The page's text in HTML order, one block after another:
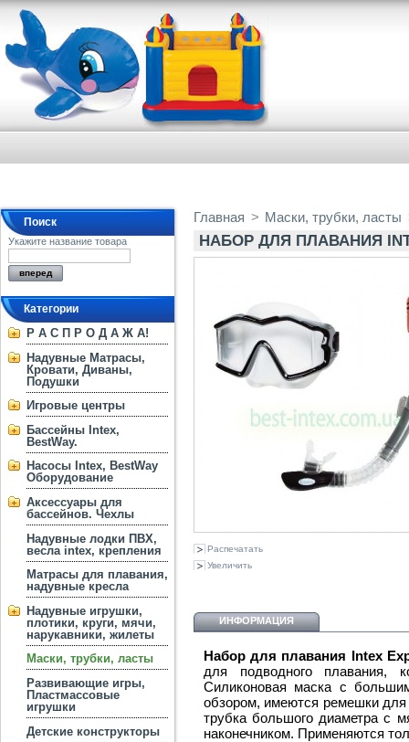
Поиск
Укажите название товара
Категории
Р А С П Р О Д А Ж А!
Надувные Матрасы,
Кровати, Диваны,
Подушки
Игровые центры
Бассейны Intex,
BestWay.
Насосы Intex, BestWay
Оборудование
Аксессуары для
бассейнов. Чехлы
Надувные лодки ПВХ,
весла intex, крепления
Матрасы для плавания,
надувные кресла
Надувные игрушки,
плотики, круги, мячи,
нарукавники, жилеты
Маски, трубки, ласты
Развивающие игры,
Пластмассовые
игрушки
Детские конструкторы
Главная > Маски, трубки, ласты
НАБОР ДЛЯ ПЛАВАНИЯ
Распечатать
Увеличить
ИНФОРМАЦИЯ
Набор для плавания Intex
для подводного плавания,
Силиконовая маска с
обзором, имеются ремешки для
трубка большого диаметра с
наконечником. Применяются